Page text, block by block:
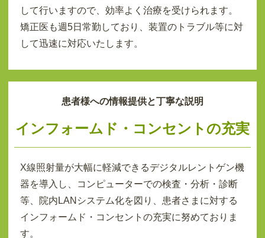
して行いますので、効率よく治療を受けられます。
矯正医も週5日常勤しており、装置のトラブル等に対
して迅速に対応いたします。
患者様への情報提供と丁寧な説明
インフォームド・コンセントの充実
X線照射量が大幅に軽減できるデジタルレントゲン機
器を導入し、コンピューターでの検査・分析・診断
等、院内LANシステム化を図り、患者さまに対する
インフォームド・コンセントの充実に努めておりま
す。